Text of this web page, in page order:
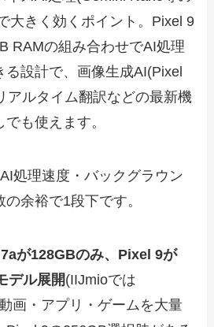
大きく効くポイント。Pixel 9
RAMの組み合わせでAI処理
る設計で、画像生成AI(Pixel
アルタイム翻訳などの最新機
も使えます。
処理速度・バックグラウン
余裕で1段下です。
が128GBのみ、Pixel 9が
デル展開(IIJmioでは
画・アプリ・ゲームを大量